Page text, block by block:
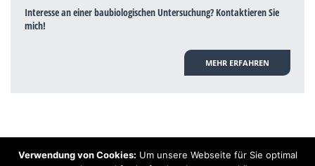
Interesse an einer baubiologischen Untersuchung? Kontaktieren Sie
mich!
MEHR ERFAHREN
Hinweis: Trotz zahlreicher Studien, die einen Zusammenhang zwischen
Verwendung von Cookies: Um unsere Webseite für Sie optimal